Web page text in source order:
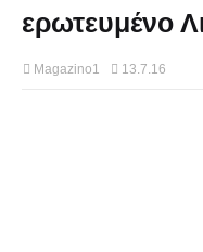
ερωτευμένο
Magazino1 13.7.16